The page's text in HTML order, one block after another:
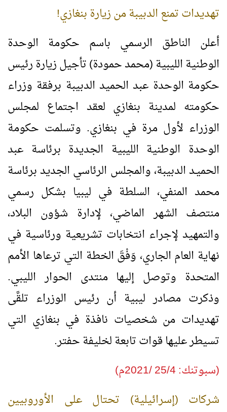
تهديدات تمنع الدبيبة من زيارة بنغازي!
أعلن الناطق الرسمي باسم حكومة الوحدة
الوطنية الليبية (محمد حمودة) تأجيل زيارة رئيس
حكومة الوحدة عبد الحميد الدبيبة برفقة وزراء
حكومته لمدينة بنغازي لعقد اجتماع لمجلس
الوزراء لأول مرة في بنغازي. وتسلمت حكومة
الوحدة الوطنية الليبية الجديدة برئاسة عبد
الحميـد الدبيبة، والمجلس الرئاسي الجديد برئاسة
محمد المنفي، السلطة في ليبيا بشكل رسمي
منتصف الشهر الماضي، لإدارة شؤون البلاد،
والتمهيد لإجراء انتخابات تشريعية ورئاسية في
نهاية العام الجاري، وَفْقَ الخطة التي ترعاها الأمم
المتحدة وتوصل إليها منتدى الحوار الليبي.
وذكرت مصادر ليبية أن رئيس الوزراء تلقَّى
تهديدات من شخصيات نافذة في بنغازي التي
تسيطر عليها قوات تابعة لخليفة حفتر.
(سبوتنك: 25/4 /2021م)
شركات (إسرائيلية) تحتال على الأوروبيين